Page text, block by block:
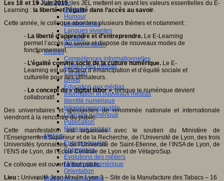
Langages
Ecriture
Humour
Langue orale
Langues vivantes
Lecture
Programmation
Médias
Compétences informationnelles
Culture des médias
Curation
Droits
Education aux médias
Information et nouveaux médias
Identité numérique
Internet responsable
Littératie numérique
Publication
Réseaux sociaux
Métiers
Entrepreneuriat
Entreprises
Evolutions des métiers
Métiers du numérique
Orientation
Pratiques numériques
Les 18 et 19 Juin 2015, les JEL mettent en avant les valeurs essentielles du E-
Learning : la liberté et l’égalité dans l’accès au savoir.
Cette année, le colloque abordera plusieurs thèmes et notamment :
- La liberté d’apprendre et d’entreprendre. Le E-Learning
permet l’accès au savoir et dispose de nouveaux modes de
fonctionnement.
- L’égalité comme socle de la culture numérique. Le E-
Learning est un facteur d’émancipation et d’équité sociale et
culturelle pour ses utilisateurs.
- Le concept du « digital labor », lorsque le numérique devient
collaboratif.
Des universitaires et spécialistes de renommée nationale et internationale
viendront à la rencontre du public.
Cette manifestation est organisée avec le soutien du Ministère de
l’Enseignement Supérieur et de la Recherche, de l’Université de Lyon, des trois
Universités lyonnaises, de l’Université de Saint-Etienne, de l’INSA de Lyon, de
l’ENS de Lyon, de l’Ecole Centrale de Lyon et de VétagroSup.
Ce colloque est ouvert à tout public.
Lieu : Université Jean Moulin Lyon 3 – Site de la Manufacture des Tabacs – 16